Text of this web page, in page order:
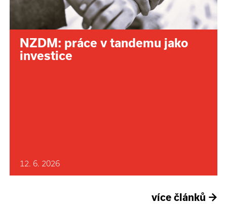
NZDM: práce v tandemu jako
investice
12. 6. 2026
více článků →